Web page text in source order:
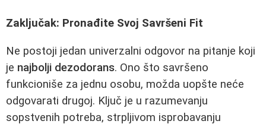
Zaključak: Pronađite Svoj Savršeni Fit
Ne postoji jedan univerzalni odgovor na pitanje koji
je najbolji dezodorans. Ono što savršeno
funkcioniše za jednu osobu, možda uopšte neće
odgovarati drugoj. Ključ je u razumevanju
sopstvenih potreba, strpljivom isprobavanju